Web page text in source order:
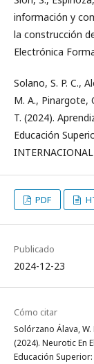
información y
la construcción
Electrónica
Solano, S. P. C.,
M. A., Pinargote,
T. (2024).
Educación
PDF
Publicado
2024-12-23
Cómo citar
Solórzano Álava, W.
(2024). Neurotic En
Educación